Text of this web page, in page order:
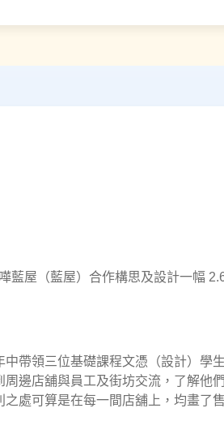
藍屋（藍屋）合作構思及設計一幅
帶領三位基礎課程文憑（設計）學
邊店舖與員工及街坊交流，了解他
處可算是在每一間店舖上，均畫了